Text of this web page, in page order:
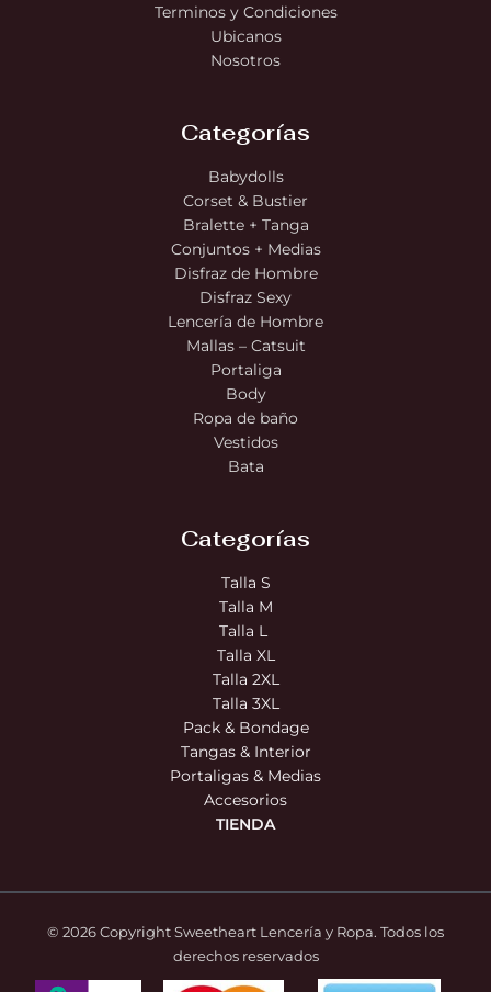
Terminos y Condiciones
Ubicanos
Nosotros
Categorías
Babydolls
Corset & Bustier
Bralette + Tanga
Conjuntos + Medias
Disfraz de Hombre
Disfraz Sexy
Lencería de Hombre
Mallas – Catsuit
Portaliga
Body
Ropa de baño
Vestidos
Bata
Categorías
Talla S
Talla M
Talla L
Talla XL
Talla 2XL
Talla 3XL
Pack & Bondage
Tangas & Interior
Portaligas & Medias
Accesorios
TIENDA
© 2026 Copyright Sweetheart Lencería y Ropa. Todos los
derechos reservados